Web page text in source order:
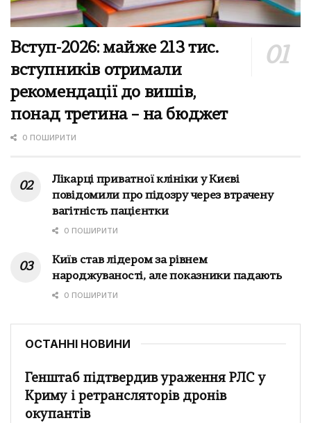
Вступ-2026: майже 213 тис.
вступників отримали
рекомендації до вишів,
понад третина – на бюджет
0 ПОШИРИТИ
Лікарці приватної клініки у Києві
повідомили про підозру через втрачену
вагітність пацієнтки
0 ПОШИРИТИ
Київ став лідером за рівнем
народжуваності, але показники падають
0 ПОШИРИТИ
ОСТАННІ НОВИНИ
Генштаб підтвердив ураження РЛС у
Криму і ретрансляторів дронів
окупантів